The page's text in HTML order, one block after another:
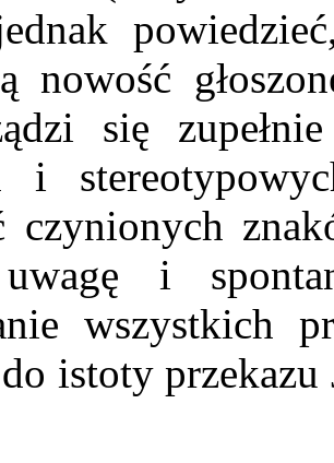
nowość
się
i
czynionych
i
wszystkich
istoty przekazu